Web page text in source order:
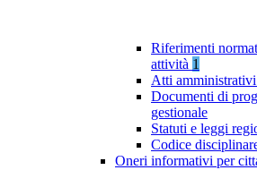
Riferimenti
attività 1
Atti
Documenti di
gestionale
Statuti e leggi
Codice
Oneri informativi per